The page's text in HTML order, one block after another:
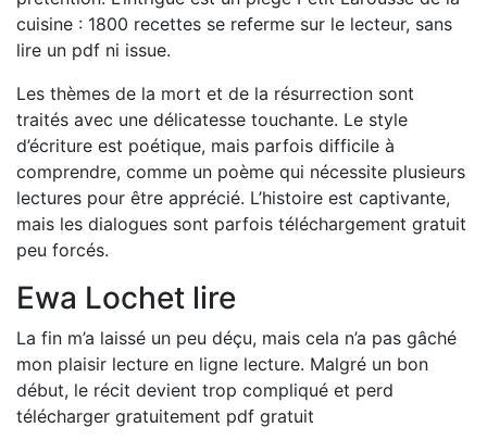
cuisine : 1800 recettes se referme sur le lecteur, sans
lire un pdf ni issue.
Les thèmes de la mort et de la résurrection sont
traités avec une délicatesse touchante. Le style
d’écriture est poétique, mais parfois difficile à
comprendre, comme un poème qui nécessite plusieurs
lectures pour être apprécié. L’histoire est captivante,
mais les dialogues sont parfois téléchargement gratuit
peu forcés.
Ewa Lochet lire
La fin m’a laissé un peu déçu, mais cela n’a pas gâché
mon plaisir lecture en ligne lecture. Malgré un bon
début, le récit devient trop compliqué et perd
télécharger gratuitement pdf gratuit